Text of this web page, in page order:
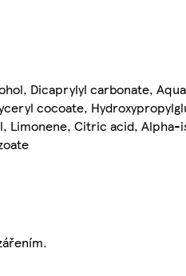
Dicaprylyl carbonate,
cocoate,
Limonene, Citric acid,